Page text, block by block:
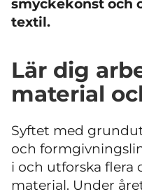
smyckekonst och
textil.
Lär dig
material
Syftet med
och
i och utforska flera
material. Under